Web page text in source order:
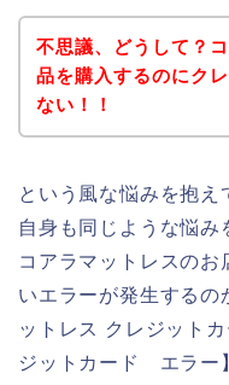
不思議、どうして？
品を購入するのにク
ない！！
という風な悩みを抱え
自身も同じような悩み
コアラマットレスのお
いエラーが発生するの
ットレス クレジット
ジットカード エラー